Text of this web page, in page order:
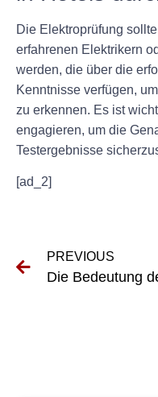
Die Elektroprüfung
erfahrenen Elektrikern
werden, die über die
Kenntnisse verfügen,
zu erkennen. Es ist
engagieren, um die
Testergebnisse
[ad_2]
PREVIOUS